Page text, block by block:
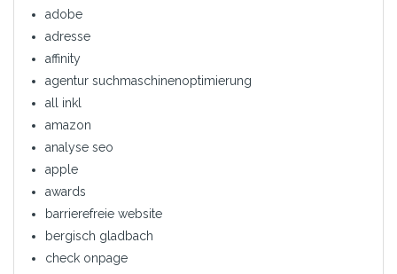
adobe
adresse
affinity
agentur suchmaschinenoptimierung
all inkl
amazon
analyse seo
apple
awards
barrierefreie website
bergisch gladbach
check onpage